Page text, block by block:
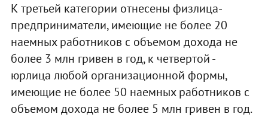
К третьей категории отнесены физлица-
предприниматели, имеющие не более 20
наемных работников с объемом дохода не
более 3 млн гривен в год, к четвертой -
юрлица любой организационной формы,
имеющие не более 50 наемных работников с
объемом дохода не более 5 млн гривен в год.